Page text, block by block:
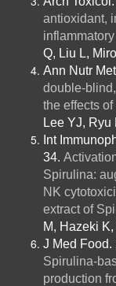
antioxidant,
Q, Liu L,
Ann Nutr
double-
the effects
Lee YJ, Ryu
Int
34.
Spirulina:
NK
extract of
M, Hazeki
J Med Food.
Spirulina-
production